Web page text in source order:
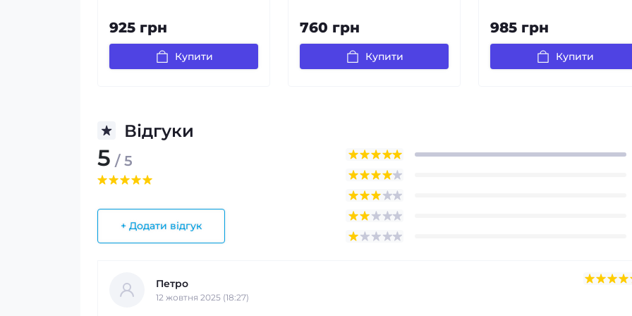
925 грн
Купити
760 грн
Купити
985 грн
Купити
Відгуки
5 / 5
+ Додати відгук
Петро
12 жовтня 2025 (18:27)